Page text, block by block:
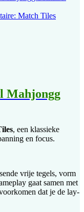
Match Tiles
Mahjongg
, een klassieke
en focus.
vrije tegels, vorm
gaat samen met
dat je de lay-